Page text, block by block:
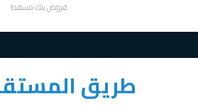
قروض بنك مسقط
طريق